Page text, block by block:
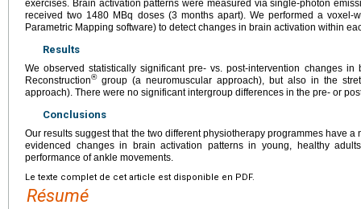
exercises. Brain activation patterns were measured via single-photon
received two 1480 MBq doses (3 months apart). We performed a voxel-
Parametric Mapping software) to detect changes in brain activation within
Results
We observed statistically significant pre- vs. post-intervention changes
Reconstruction®group (a neuromuscular approach), but also in the
approach). There were no significant intergroup differences in the pre- or
Conclusions
Our results suggest that the two different physiotherapy programmes have
evidenced changes in brain activation patterns in young, healthy
performance of ankle movements.
Le texte complet de cet article est disponible en PDF.
Résumé